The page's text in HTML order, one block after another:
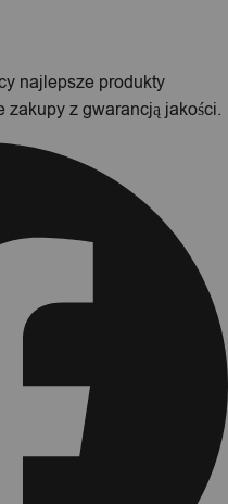
najlepsze produkty
z gwarancją jakości.